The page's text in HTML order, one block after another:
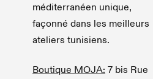
méditerranéen unique,
façonné dans les meilleurs
ateliers tunisiens.
Boutique MOJA: 7 bis Rue